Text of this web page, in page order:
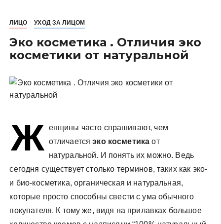
ЛИЦО УХОД ЗА ЛИЦОМ
Эко косметика . Отличия эко
косметики от натуральной
Ж енщины часто спрашивают, чем
отличаетсяэко косметика от
натуральной. И понять их можно. Ведь
сегодня существует столько терминов, таких как эко-
и био-косметика, органическая и натуральная,
которые просто способны свести с ума обычного
покупателя. К тому же, видя на прилавках большое